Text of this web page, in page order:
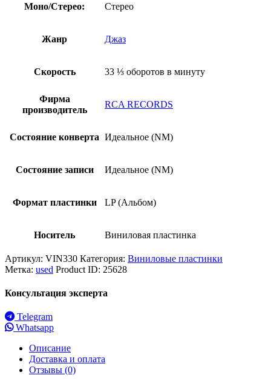
Моно/Стерео: Стерео
Жанр Джаз
Скорость 33 ⅓ оборотов в минуту
Фирма
производитель
RCA RECORDS
Состояние конверта Идеальное (NM)
Состояние записи Идеальное (NM)
Формат пластинки LP (Альбом)
Носитель Виниловая пластинка
Артикул: VIN330 Категория: Виниловые пластинки
Метка: used Product ID: 25628
Консультация эксперта
Telegram
Whatsapp
Описание
Доставка и оплата
Отзывы (0)